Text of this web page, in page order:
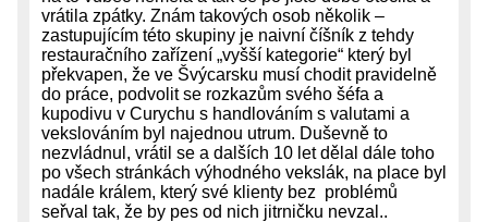
vrátila zpátky. Znám takových osob několik –
zastupujícím této skupiny je naivní číšník z tehdy
restauračního zařízení „vyšší kategorie“ který byl
překvapen, že ve Švýcarsku musí chodit pravidelně
do práce, podvolit se rozkazům svého šéfa a
kupodivu v Curychu s handlováním s valutami a
vekslováním byl najednou utrum. Duševně to
nezvládnul, vrátil se a dalších 10 let dělal dále toho
po všech stránkách výhodného vekslák, na place byl
nadále králem, který své klienty bez problémů
seřval tak, že by pes od nich jitrničku nevzal..